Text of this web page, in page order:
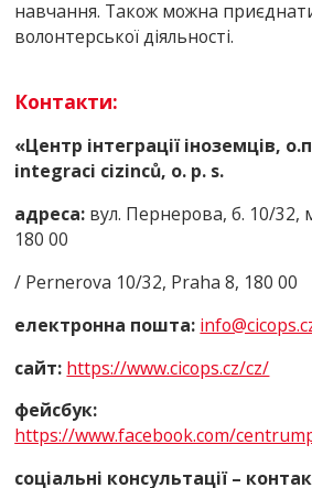
навчання. Також можна
волонтерської діяльності.
Контакти:
«Центр інтеграції іноземців,
integraci cizinců, o. p. s.
адреса: вул. Пернерова, б. 10/32,
180 00
/ Pernerova 10/32, Praha 8, 180 00
електронна пошта: info@cico
сайт: https://www.cicops.cz/cz/
фейсбук:
https://www.facebook.com/
соціальні консультації –